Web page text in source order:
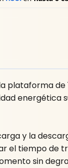
de
y la
el tiempo de
sin